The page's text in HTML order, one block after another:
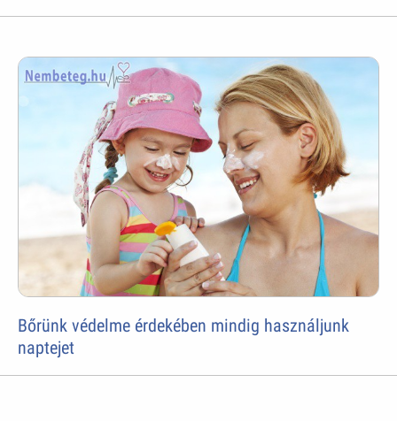
Bőrünk védelme érdekében mindig használjunk
naptejet